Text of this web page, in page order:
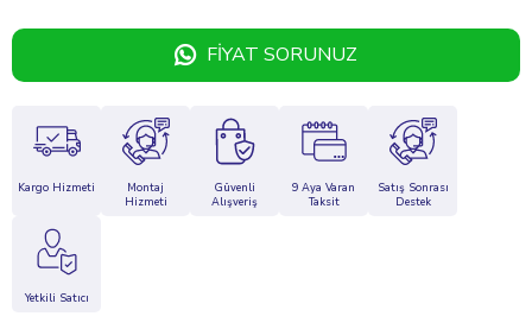
FIYAT SORUNUZ
Kargo Hizmeti
Montaj
Hizmeti
Güvenli
Alışveriş
9 Aya Varan
Taksit
Satış Sonrası
Destek
Yetkili Satıcı